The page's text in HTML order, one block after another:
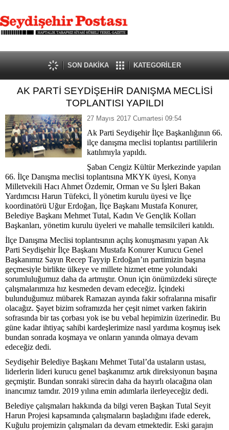
SON DAKİKA KATEGORİLER
AK PARTİ SEYDİŞEHİR DANIŞMA MECLİSİ
TOPLANTISI YAPILDI
27 Mayıs 2017 Cumartesi 09:54
Ak Parti Seydişehir İlçe Başkanlığının 66.
ilçe danışma meclisi toplantısı partililerin
katılımıyla yapıldı.
Şaban Cengiz Kültür Merkezinde yapılan
66. İlçe Danışma meclisi toplantısına MKYK üyesi, Konya
Milletvekili Hacı Ahmet Özdemir, Orman ve Su İşleri Bakan
Yardımcısı Harun Tüfekci, İl yönetim kurulu üyesi ve İlçe
koordinatörü Uğur Erdoğan, İlçe Başkanı Mustafa Konurer,
Belediye Başkanı Mehmet Tutal, Kadın Ve Gençlik Kolları
Başkanları, yönetim kurulu üyeleri ve mahalle temsilcileri katıldı.
İlçe Danışma Meclisi toplantısının açılış konuşmasını yapan Ak
Parti Seydişehir İlçe Başkanı Mustafa Konurer Kurucu Genel
Başkanımız Sayın Recep Tayyip Erdoğan’ın partimizin başına
geçmesiyle birlikte ülkeye ve millete hizmet etme yolundaki
sorumluluğumuz daha da artmıştır. Onun için önümüzdeki süreçte
çalışmalarımıza hız kesmeden devam edeceğiz. İçindeki
bulunduğumuz mübarek Ramazan ayında fakir sofralarına misafir
olacağız. Şayet bizim soframızda her çeşit nimet varken fakirin
sofrasında bir tas çorbası yok ise bu vebal hepimizin üzerinedir. Bu
güne kadar ihtiyaç sahibi kardeşlerimize nasıl yardıma koşmuş isek
bundan sonrada koşmaya ve onların yanında olmaya devam
edeceğiz dedi.
Seydişehir Belediye Başkanı Mehmet Tutal’da ustaların ustası,
liderlerin lideri kurucu genel başkanımız artık direksiyonun başına
geçmiştir. Bundan sonraki sürecin daha da hayırlı olacağına olan
inancımız tamdır. 2019 yılına emin adımlarla ilerleyeceğiz dedi.
Belediye çalışmaları hakkında da bilgi veren Başkan Tutal Seyit
Harun Projesi kapsamında çalışmaların başladığını ifade ederek,
Kuğulu projemizin çalışmaları da devam etmektedir. Eski garajın